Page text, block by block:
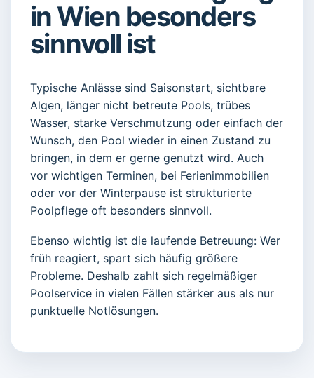
in Wien besonders
sinnvoll ist
Typische Anlässe sind Saisonstart, sichtbare
Algen, länger nicht betreute Pools, trübes
Wasser, starke Verschmutzung oder einfach der
Wunsch, den Pool wieder in einen Zustand zu
bringen, in dem er gerne genutzt wird. Auch
vor wichtigen Terminen, bei Ferienimmobilien
oder vor der Winterpause ist strukturierte
Poolpflege oft besonders sinnvoll.
Ebenso wichtig ist die laufende Betreuung: Wer
früh reagiert, spart sich häufig größere
Probleme. Deshalb zahlt sich regelmäßiger
Poolservice in vielen Fällen stärker aus als nur
punktuelle Notlösungen.